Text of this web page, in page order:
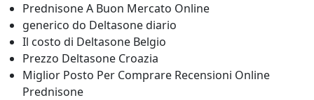
Prednisone A Buon Mercato Online
generico do Deltasone diario
Il costo di Deltasone Belgio
Prezzo Deltasone Croazia
Miglior Posto Per Comprare Recensioni Online
Prednisone